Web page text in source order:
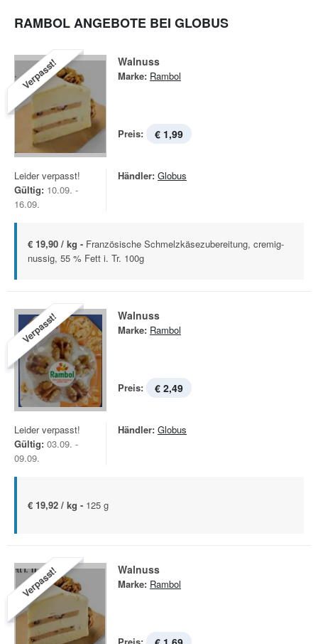
RAMBOL ANGEBOTE BEI GLOBUS
Verpasst! Walnuss
Marke: Rambol
Preis: € 1,99
Leider verpasst!
Gültig: 10.09. -
16.09.
Händler: Globus
€ 19,90 / kg - Französische Schmelzkäsezubereitung, cremig-
nussig, 55 % Fett i. Tr. 100g
Verpasst! Walnuss
Marke: Rambol
Preis: € 2,49
Leider verpasst!
Gültig: 03.09. -
09.09.
Händler: Globus
€ 19,92 / kg - 125 g
Verpasst! Walnuss
Marke: Rambol